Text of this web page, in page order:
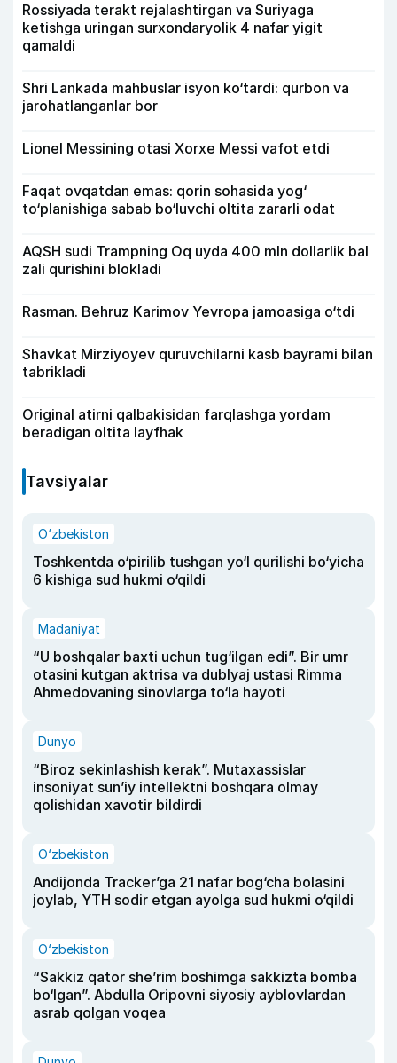
Rossiyada terakt rejalashtirgan va Suriyaga
ketishga uringan surxondaryolik 4 nafar yigit
qamaldi
Shri Lankada mahbuslar isyon ko‘tardi: qurbon va
jarohatlanganlar bor
Lionel Messining otasi Xorxe Messi vafot etdi
Faqat ovqatdan emas: qorin sohasida yog‘
to‘planishiga sabab bo‘luvchi oltita zararli odat
AQSH sudi Trampning Oq uyda 400 mln dollarlik bal
zali qurishini blokladi
Rasman. Behruz Karimov Yevropa jamoasiga o‘tdi
Shavkat Mirziyoyev quruvchilarni kasb bayrami bilan
tabrikladi
Original atirni qalbakisidan farqlashga yordam
beradigan oltita layfhak
Tavsiyalar
O‘zbekiston
Toshkentda o‘pirilib tushgan yo‘l qurilishi bo‘yicha
6 kishiga sud hukmi o‘qildi
Madaniyat
“U boshqalar baxti uchun tug‘ilgan edi”. Bir umr
otasini kutgan aktrisa va dublyaj ustasi Rimma
Ahmedovaning sinovlarga to‘la hayoti
Dunyo
“Biroz sekinlashish kerak”. Mutaxassislar
insoniyat sun’iy intellektni boshqara olmay
qolishidan xavotir bildirdi
O‘zbekiston
Andijonda Tracker’ga 21 nafar bog‘cha bolasini
joylab, YTH sodir etgan ayolga sud hukmi o‘qildi
O‘zbekiston
“Sakkiz qator she’rim boshimga sakkizta bomba
bo‘lgan”. Abdulla Oripovni siyosiy ayblovlardan
asrab qolgan voqea